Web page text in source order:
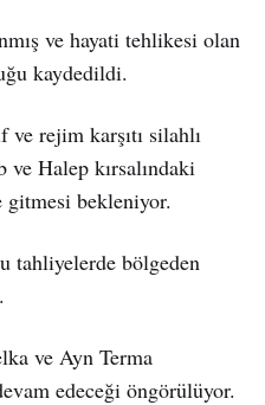
ve hayati tehlikesi olan
kaydedildi.
ve rejim karşıtı silahlı
Halep kırsalındaki
gitmesi bekleniyor.
tahliyelerde bölgeden
ve Ayn Terma
edeceği öngörülüyor.